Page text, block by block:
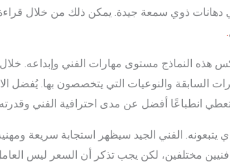
دهانات ذوي سمعة جيدة. يمكن ذلك من خلال
.
هذه النماذج مستوى مهارات الفني وإبداعه.
السابقة والنوعيات التي يتخصصون بها. يُفضل
انطباعًا أفضل عن مدى احترافية الفني وقدرته
يتبعونه. الفني الجيد سيظهر استجابة سريعة
فنيين مختلفين، لكن يجب تذكر أن السعر ليس